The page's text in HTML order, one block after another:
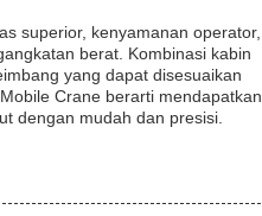
superior, kenyamanan operator,
berat. Kombinasi kabin
yang dapat disesuaikan
Crane berarti mendapatkan
dengan mudah dan presisi.